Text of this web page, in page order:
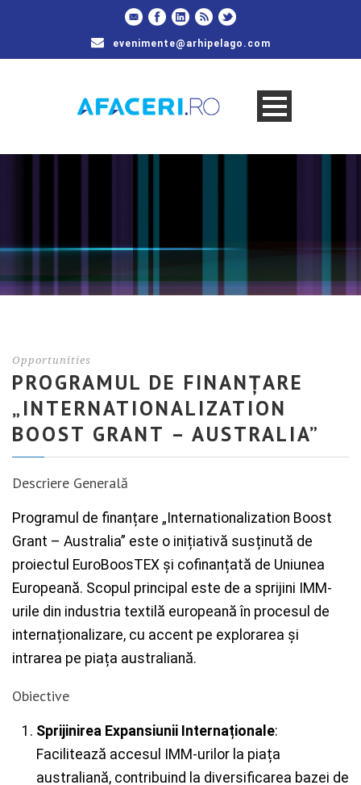
evenimente@arhipelago.com
Opportunities
PROGRAMUL DE FINANȚARE
„INTERNATIONALIZATION
BOOST GRANT – AUSTRALIA”
Descriere Generală
Programul de finanțare „Internationalization Boost
Grant – Australia” este o inițiativă susținută de
proiectul EuroBoosTEX și cofinanțată de Uniunea
Europeană. Scopul principal este de a sprijini IMM-
urile din industria textilă europeană în procesul de
internaționalizare, cu accent pe explorarea și
intrarea pe piața australiană.
Obiective
Sprijinirea Expansiunii Internaționale:
Facilitează accesul IMM-urilor la piața
australiană, contribuind la diversificarea bazei de